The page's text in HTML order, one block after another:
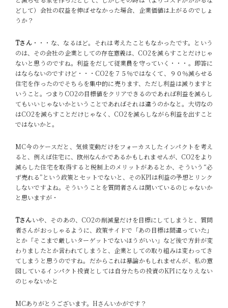
どして）会社の収益を伸ばせなかった場合、企業価値は上がるのでしょ
うか？
Tさん・・・な、なるほど。それは考えたこともなかったです。という
のは、その会社の企業としての存在意義は、CO2を減らすことだけじゃ
ないと思うのですね。利益をだして従業員を守っていく・・・。即答に
はならないのですけど・・・CO2を７５％ではなくて、９０％減らせる
住宅を作ったのでそちらを集中的に売ります、ただし利益は減りますと
いうこと。つまりCO2の目標値をクリアできるのであれば利益を減らし
てもいいじゃないかということであればそれは違うのかなと。大切なの
はCO2を減らすことだけじゃなく、CO2を減らしながら利益を出すこと
ではないかと。
MC今のケースだと、気候変動だけをフォーカスしたインパクトを考え
ると、例えば住宅に、欧州なんかであるかもしれませんが、CO2をより
減らした住宅を取得すると税制上のメリットがあるとか、そういう“必
ず売れる”という政策とセットでないと、そのKPIは利益の予想とリンク
しないですよね。そういうことを質問者さんは聞いているのじゃないか
と思いますが・
Tさんいや、そのあの、CO2の削減量だけを目標にしてしまうと、質問
者さんがおっしゃるように、政策サイドで「あの目標は間違っていた」
とか「そこまで厳しいターゲットでないほうがいい」など後で方針が変
わりましたとか言われてしまうと、企業としての取り組みは変わってき
てしまうと思うのですね。だからこれは暴論かもしれませんが、私の意
図しているインパクト投資としては自分たちの投資のKPIになりえない
のじゃないかと
MCありがとうございます。Hさんいかがです？